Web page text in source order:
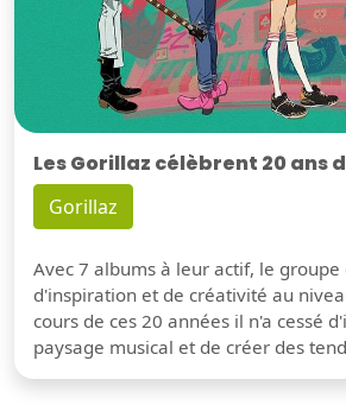
Les Gorillaz célèbrent 20 ans
Gorillaz
Avec 7 albums à leur actif, le groupe
d'inspiration et de créativité au
cours de ces 20 années il n'a cessé
paysage musical et de créer des